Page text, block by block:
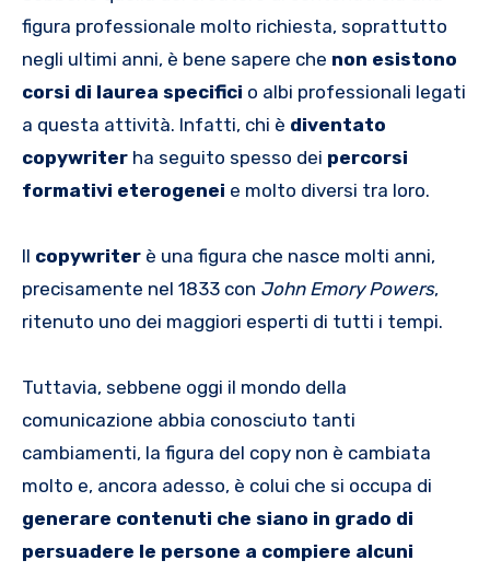
figura professionale molto richiesta, soprattutto
negli ultimi anni, è bene sapere che non esistono
corsi di laurea specifici o albi professionali legati
a questa attività. Infatti, chi è diventato
copywriter ha seguito spesso dei percorsi
formativi eterogenei e molto diversi tra loro.
Il copywriter è una figura che nasce molti anni,
precisamente nel 1833 con John Emory Powers,
ritenuto uno dei maggiori esperti di tutti i tempi.
Tuttavia, sebbene oggi il mondo della
comunicazione abbia conosciuto tanti
cambiamenti, la figura del copy non è cambiata
molto e, ancora adesso, è colui che si occupa di
generare contenuti che siano in grado di
persuadere le persone a compiere alcuni